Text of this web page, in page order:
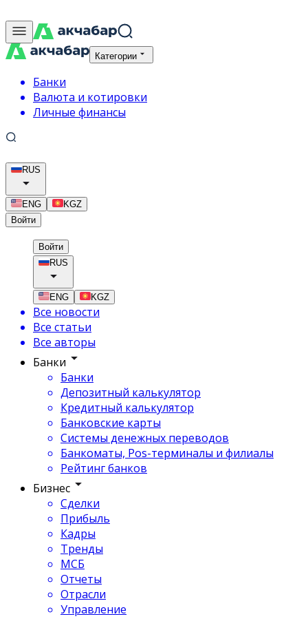
Категории
Банки
Валюта и котировки
Личные финансы
RUS
ENG
KGZ
Войти
Войти
RUS
ENG KGZ
Все новости
Все статьи
Все авторы
Банки
Банки
Депозитный калькулятор
Кредитный калькулятор
Банковские карты
Системы денежных переводов
Банкоматы, Pos-терминалы и филиалы
Рейтинг банков
Бизнес
Сделки
Прибыль
Кадры
Тренды
МСБ
Отчеты
Отрасли
Управление